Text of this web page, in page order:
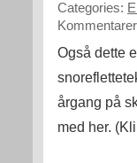
Categories:
Også dette
årgang på
med her.